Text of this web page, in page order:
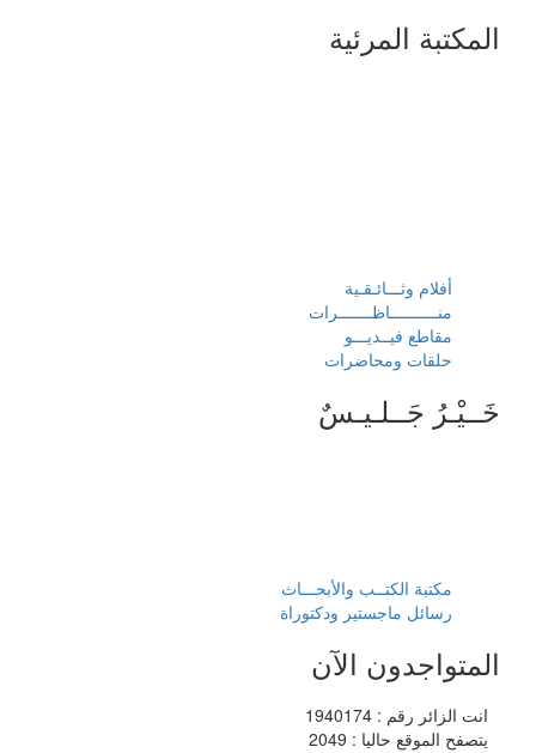
المكتبة المرئية
أفلام وثـــائـقـية
منــــــــــاظـــــــرات
مقاطع فيــديـــو
حلقات ومحاضرات
خَــيْـرُ جَــلـيـسٌ
مكتبة الكتــب والأبحـــاث
رسائل ماجستير ودكتوراة
المتواجدون الآن
انت الزائر رقم : 1940174
يتصفح الموقع حاليا : 2049